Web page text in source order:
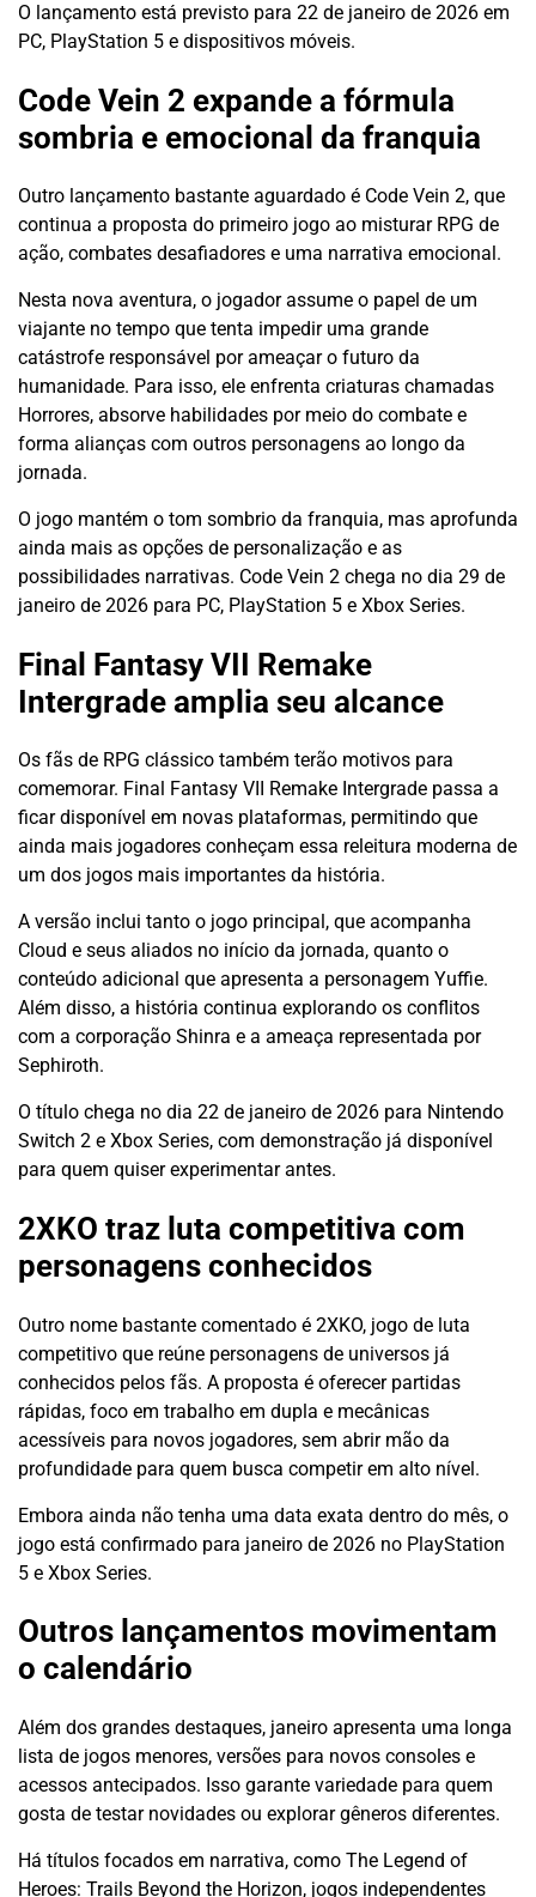
O lançamento está previsto para 22 de janeiro de 2026 em
PC, PlayStation 5 e dispositivos móveis.
Code Vein 2 expande a fórmula
sombria e emocional da franquia
Outro lançamento bastante aguardado é Code Vein 2, que
continua a proposta do primeiro jogo ao misturar RPG de
ação, combates desafiadores e uma narrativa emocional.
Nesta nova aventura, o jogador assume o papel de um
viajante no tempo que tenta impedir uma grande
catástrofe responsável por ameaçar o futuro da
humanidade. Para isso, ele enfrenta criaturas chamadas
Horrores, absorve habilidades por meio do combate e
forma alianças com outros personagens ao longo da
jornada.
O jogo mantém o tom sombrio da franquia, mas aprofunda
ainda mais as opções de personalização e as
possibilidades narrativas. Code Vein 2 chega no dia 29 de
janeiro de 2026 para PC, PlayStation 5 e Xbox Series.
Final Fantasy VII Remake
Intergrade amplia seu alcance
Os fãs de RPG clássico também terão motivos para
comemorar. Final Fantasy VII Remake Intergrade passa a
ficar disponível em novas plataformas, permitindo que
ainda mais jogadores conheçam essa releitura moderna de
um dos jogos mais importantes da história.
A versão inclui tanto o jogo principal, que acompanha
Cloud e seus aliados no início da jornada, quanto o
conteúdo adicional que apresenta a personagem Yuffie.
Além disso, a história continua explorando os conflitos
com a corporação Shinra e a ameaça representada por
Sephiroth.
O título chega no dia 22 de janeiro de 2026 para Nintendo
Switch 2 e Xbox Series, com demonstração já disponível
para quem quiser experimentar antes.
2XKO traz luta competitiva com
personagens conhecidos
Outro nome bastante comentado é 2XKO, jogo de luta
competitivo que reúne personagens de universos já
conhecidos pelos fãs. A proposta é oferecer partidas
rápidas, foco em trabalho em dupla e mecânicas
acessíveis para novos jogadores, sem abrir mão da
profundidade para quem busca competir em alto nível.
Embora ainda não tenha uma data exata dentro do mês, o
jogo está confirmado para janeiro de 2026 no PlayStation
5 e Xbox Series.
Outros lançamentos movimentam
o calendário
Além dos grandes destaques, janeiro apresenta uma longa
lista de jogos menores, versões para novos consoles e
acessos antecipados. Isso garante variedade para quem
gosta de testar novidades ou explorar gêneros diferentes.
Há títulos focados em narrativa, como The Legend of
Heroes: Trails Beyond the Horizon, jogos independentes